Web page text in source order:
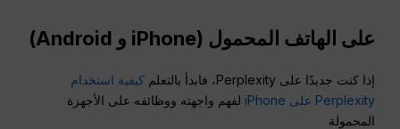
على الهاتف المحمول (iPhone و Android)
إذا كنت جديدًا على Perplexity، فابدأ بالتعلم
كيفية استخدام
Perplexity على iPhone
لفهم واجهته ووظائفه على الأجهزة
المحمولة